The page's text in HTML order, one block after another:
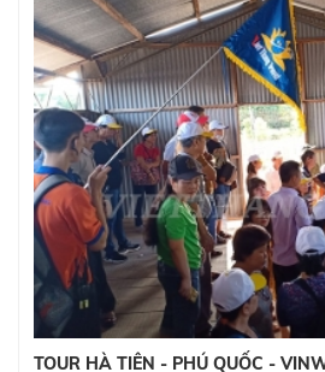
TOUR HÀ TIÊN - PHÚ QUỐC -